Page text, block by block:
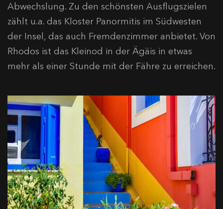
Abwechslung. Zu den schönsten Ausflugszielen
zählt u.a. das Kloster Panormitis im Südwesten
der Insel, das auch Fremdenzimmer anbietet. Von
Rhodos ist das Kleinod in der Ägäis in etwas
mehr als einer Stunde mit der Fähre zu erreichen.